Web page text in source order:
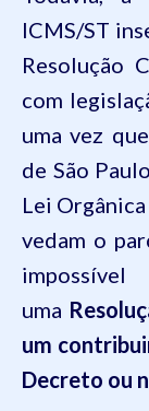
ICMS/ST
Resolução
com
uma vez
de São
Lei
vedam o
uma
um
Decreto ou